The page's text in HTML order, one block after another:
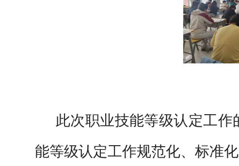
此次职业技能等级认定工
能等级认定工作规范化、标准